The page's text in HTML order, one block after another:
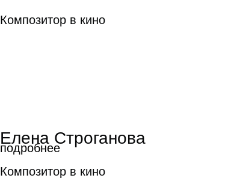
подробнее
Композитор в кино
Елена Строганова
Композитор в кино